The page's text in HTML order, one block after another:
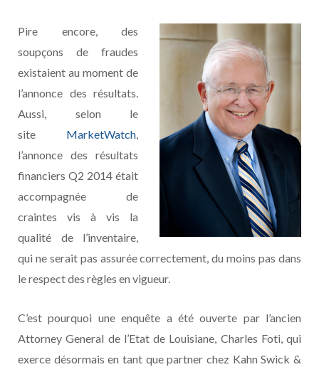
Pire encore, des
soupçons de fraudes
existaient au moment de
l’annonce des résultats.
Aussi, selon le
site MarketWatch,
l’annonce des résultats
financiers Q2 2014 était
accompagnée de
craintes vis à vis la
qualité de l’inventaire,
qui ne serait pas assurée correctement, du moins pas dans
le respect des règles en vigueur.
C’est pourquoi une enquête a été ouverte par l’ancien
Attorney General de l’Etat de Louisiane, Charles Foti, qui
exerce désormais en tant que partner chez Kahn Swick &